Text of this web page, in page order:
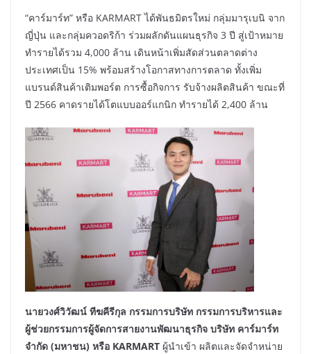
“คาร์มาร์ท” หรือ KARMART ได้พันธมิตรใหม่ กลุ่มมารุเบนิ จาก
ญี่ปุ่น และกลุ่มควอดริก้า ร่วมผลักดันแผนธุรกิจ 3 ปี สู่เป้าหมาย
ทำรายได้รวม 4,000 ล้าน เดินหน้าเพิ่มสัดส่วนตลาดต่าง
ประเทศเป็น 15% พร้อมสร้างโอกาสทางการตลาด ทั้งเพิ่ม
แบรนด์สินค้าเติมพอร์ต การซื้อกิจการ รับจ้างผลิตสินค้า ขณะที่
ปี 2566 คาดรายได้โตแบบออร์แกนิก ทำรายได้ 2,400 ล้าน
นายวงศ์วิวัฒน์ ทีฆคีรีกุล กรรมการบริษัท กรรมการบริหารและ
ผู้ช่วยกรรมการผู้จัดการสายงานพัฒนาธุรกิจ บริษัท คาร์มาร์ท
จำกัด (มหาชน) หรือ KARMART ผู้นำเข้า ผลิตและจัดจำหน่าย